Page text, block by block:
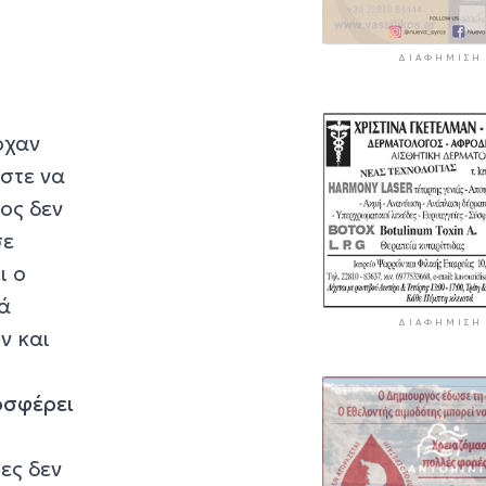
να
δεν
ο
και
δεν
ΔΙΑΦΉΜΙΣΗ
ΔΙΑΦΉΜΙΣΗ